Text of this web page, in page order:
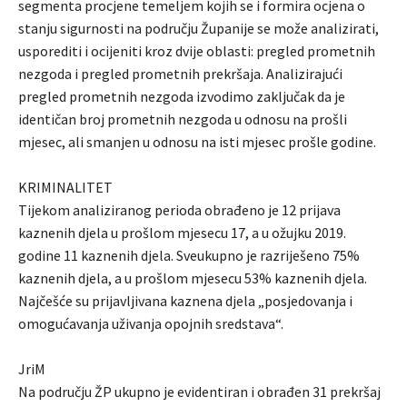
segmenta procjene temeljem kojih se i formira ocjena o
stanju sigurnosti na području Županije se može analizirati,
usporediti i ocijeniti kroz dvije oblasti: pregled prometnih
nezgoda i pregled prometnih prekršaja. Analizirajući
pregled prometnih nezgoda izvodimo zaključak da je
identičan broj prometnih nezgoda u odnosu na prošli
mjesec, ali smanjen u odnosu na isti mjesec prošle godine.
KRIMINALITET
Tijekom analiziranog perioda obrađeno je 12 prijava
kaznenih djela u prošlom mjesecu 17, a u ožujku 2019.
godine 11 kaznenih djela. Sveukupno je razriješeno 75%
kaznenih djela, a u prošlom mjesecu 53% kaznenih djela.
Najčešće su prijavljivana kaznena djela „posjedovanja i
omogućavanja uživanja opojnih sredstava“.
JriM
Na području ŽP ukupno je evidentiran i obrađen 31 prekršaj